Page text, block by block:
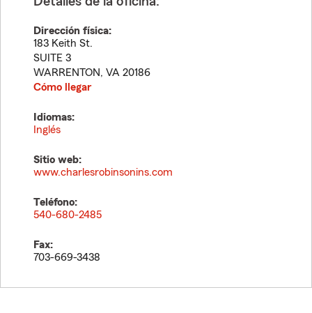
Dirección física:
183 Keith St.
SUITE 3
WARRENTON, VA 20186
Cómo llegar
Idiomas:
Inglés
Sitio web:
www.charlesrobinsonins.com
Teléfono:
540-680-2485
Fax:
703-669-3438